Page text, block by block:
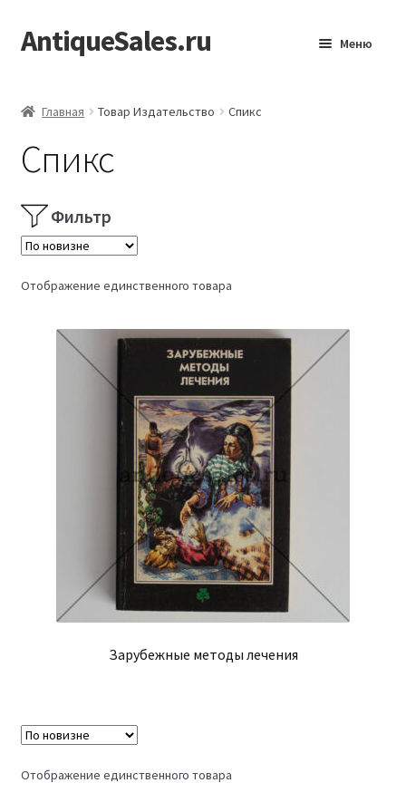
Перейти
к
Перейти
к
AntiqueSales.ru Меню
Главная Товар Издательство Спикс
Спикс
Фильтр
Отображение единственного товара
Зарубежные методы лечения
Отображение единственного товара